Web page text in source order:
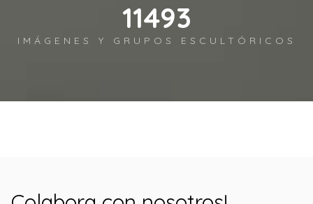
12690
IMÁGENES Y GRUPOS ESCULTÓRICOS